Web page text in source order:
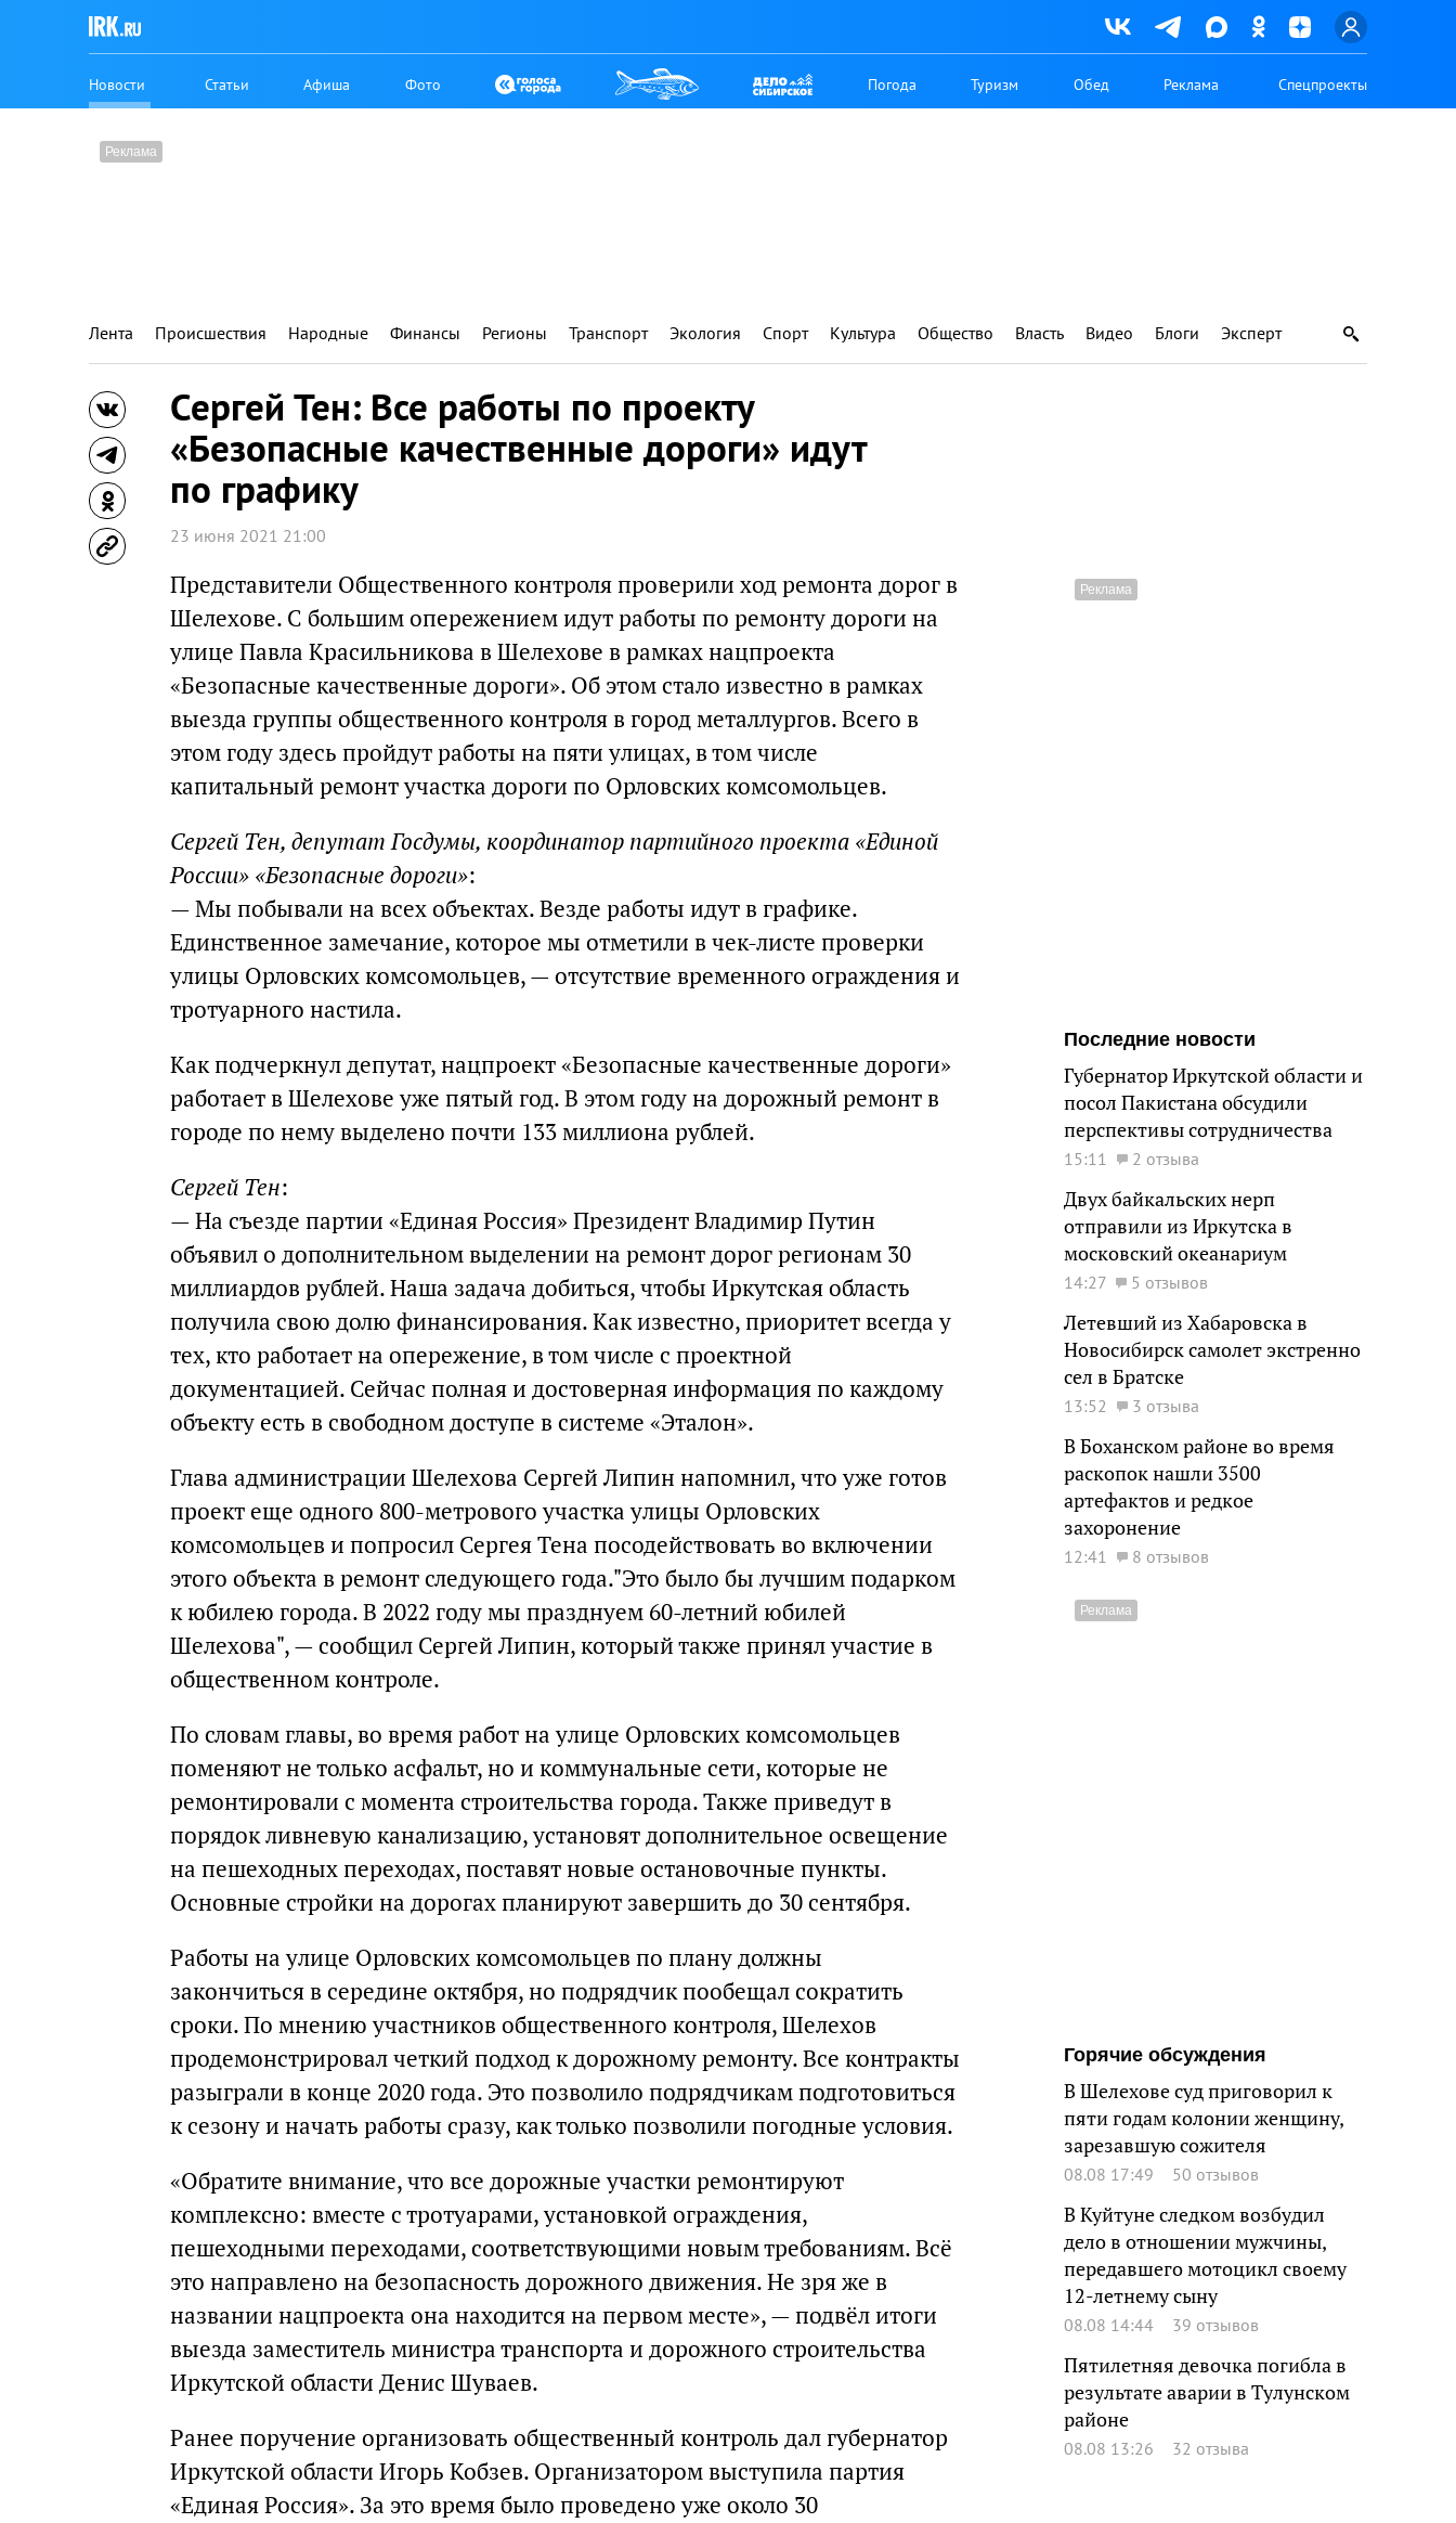
Новости Статьи Афиша Фото Погода Туризм Обед Реклама Спецпроекты
Лента Происшествия Народные Финансы Регионы Транспорт Экология Спорт Культура Общество Власть Видео Блоги Эксперт
Сергей Тен: Все работы по проекту
«Безопасные качественные дороги» идут
по графику
23 июня 2021 21:00
Представители Общественного контроля проверили ход ремонта дорог в
Шелехове. С большим опережением идут работы по ремонту дороги на
улице Павла Красильникова в Шелехове в рамках нацпроекта
«Безопасные качественные дороги». Об этом стало известно в рамках
выезда группы общественного контроля в город металлургов. Всего в
этом году здесь пройдут работы на пяти улицах, в том числе
капитальный ремонт участка дороги по Орловских комсомольцев.
Сергей Тен, депутат Госдумы, координатор партийного проекта «Единой
России» «Безопасные дороги»:
— Мы побывали на всех объектах. Везде работы идут в графике.
Единственное замечание, которое мы отметили в чек-листе проверки
улицы Орловских комсомольцев, — отсутствие временного ограждения и
тротуарного настила.
Как подчеркнул депутат, нацпроект «Безопасные качественные дороги»
работает в Шелехове уже пятый год. В этом году на дорожный ремонт в
городе по нему выделено почти 133 миллиона рублей.
Сергей Тен:
— На съезде партии «Единая Россия» Президент Владимир Путин
объявил о дополнительном выделении на ремонт дорог регионам 30
миллиардов рублей. Наша задача добиться, чтобы Иркутская область
получила свою долю финансирования. Как известно, приоритет всегда у
тех, кто работает на опережение, в том числе с проектной
документацией. Сейчас полная и достоверная информация по каждому
объекту есть в свободном доступе в системе «Эталон».
Глава администрации Шелехова Сергей Липин напомнил, что уже готов
проект еще одного 800-метрового участка улицы Орловских
комсомольцев и попросил Сергея Тена посодействовать во включении
этого объекта в ремонт следующего года."Это было бы лучшим подарком
к юбилею города. В 2022 году мы празднуем 60-летний юбилей
Шелехова", — сообщил Сергей Липин, который также принял участие в
общественном контроле.
По словам главы, во время работ на улице Орловских комсомольцев
поменяют не только асфальт, но и коммунальные сети, которые не
ремонтировали с момента строительства города. Также приведут в
порядок ливневую канализацию, установят дополнительное освещение
на пешеходных переходах, поставят новые остановочные пункты.
Основные стройки на дорогах планируют завершить до 30 сентября.
Работы на улице Орловских комсомольцев по плану должны
закончиться в середине октября, но подрядчик пообещал сократить
сроки. По мнению участников общественного контроля, Шелехов
продемонстрировал четкий подход к дорожному ремонту. Все контракты
разыграли в конце 2020 года. Это позволило подрядчикам подготовиться
к сезону и начать работы сразу, как только позволили погодные условия.
«Обратите внимание, что все дорожные участки ремонтируют
комплексно: вместе с тротуарами, установкой ограждения,
пешеходными переходами, соответствующими новым требованиям. Всё
это направлено на безопасность дорожного движения. Не зря же в
названии нацпроекта она находится на первом месте», — подвёл итоги
выезда заместитель министра транспорта и дорожного строительства
Иркутской области Денис Шуваев.
Ранее поручение организовать общественный контроль дал губернатор
Иркутской области Игорь Кобзев. Организатором выступила партия
«Единая Россия». За это время было проведено уже около 30
Последние новости
Губернатор Иркутской области и
посол Пакистана обсудили
перспективы сотрудничества
15:11 2 отзыва
Двух байкальских нерп
отправили из Иркутска в
московский океанариум
14:27 5 отзывов
Летевший из Хабаровска в
Новосибирск самолет экстренно
сел в Братске
13:52 3 отзыва
В Боханском районе во время
раскопок нашли 3500
артефактов и редкое
захоронение
12:41 8 отзывов
Горячие обсуждения
В Шелехове суд приговорил к
пяти годам колонии женщину,
зарезавшую сожителя
08.08 17:49 50 отзывов
В Куйтуне следком возбудил
дело в отношении мужчины,
передавшего мотоцикл своему
12-летнему сыну
08.08 14:44 39 отзывов
Пятилетняя девочка погибла в
результате аварии в Тулунском
районе
08.08 13:26 32 отзыва